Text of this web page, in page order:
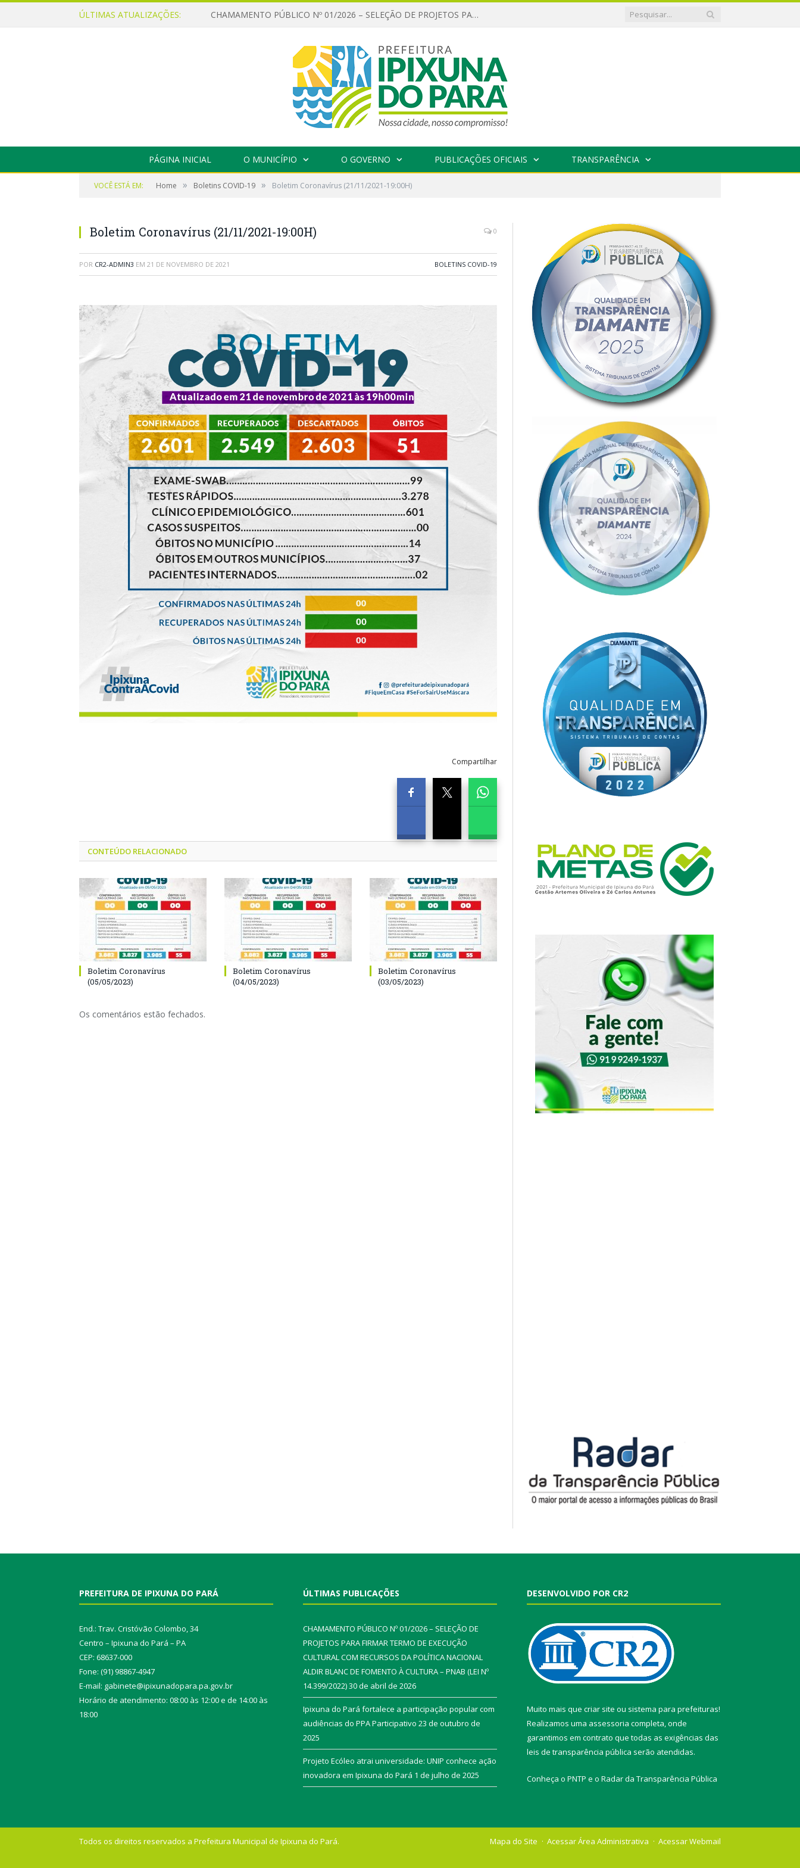
ÚLTIMAS ATUALIZAÇÕES: CHAMAMENTO PÚBLICO Nº 01/2026 – SELEÇÃO DE PROJETOS PARA FIRMAR TERMO DE EXECUÇÃO CULTURAL COM RECURSOS DA POLÍTICA NACIONAL ALDIR BLANC DE FOMENTO À CULTURA – PNAB (LEI Nº 14.399/2022)
PÁGINA INICIAL O MUNICÍPIO O GOVERNO PUBLICAÇÕES OFICIAIS TRANSPARÊNCIA
VOCÊ ESTÁ EM: Home » Boletins COVID-19 » Boletim Coronavírus (21/11/2021-19:00H)
Boletim Coronavírus (21/11/2021-19:00H) 0
POR CR2-ADMIN3 EM 21 DE NOVEMBRO DE 2021 BOLETINS COVID-19
Compartilhar
CONTEÚDO RELACIONADO
Boletim Coronavírus
(05/05/2023)
Boletim Coronavírus
(04/05/2023)
Boletim Coronavírus
(03/05/2023)
Os comentários estão fechados.
PREFEITURA DE IPIXUNA DO PARÁ
End.: Trav. Cristóvão Colombo, 34
Centro – Ipixuna do Pará – PA
CEP: 68637-000
Fone: (91) 98867-4947
E-mail: gabinete@ipixunadopara.pa.gov.br
Horário de atendimento: 08:00 às 12:00 e de 14:00 às
18:00
ÚLTIMAS PUBLICAÇÕES
CHAMAMENTO PÚBLICO Nº 01/2026 – SELEÇÃO DE
PROJETOS PARA FIRMAR TERMO DE EXECUÇÃO
CULTURAL COM RECURSOS DA POLÍTICA NACIONAL
ALDIR BLANC DE FOMENTO À CULTURA – PNAB (LEI Nº
14.399/2022)30 de abril de 2026
Ipixuna do Pará fortalece a participação popular com
audiências do PPA Participativo 23 de outubro de
2025
Projeto Ecóleo atrai universidade: UNIP conhece ação
inovadora em Ipixuna do Pará 1 de julho de 2025
DESENVOLVIDO POR CR2
Muito mais que criar site ou sistema para prefeituras!
Realizamos uma assessoria completa, onde
garantimos em contrato que todas as exigências das
leis de transparência pública serão atendidas.
Conheça o PNTP e o Radar da Transparência Pública
Todos os direitos reservados a Prefeitura Municipal de Ipixuna do Pará. Mapa do Site Acessar Área Administrativa Acessar Webmail